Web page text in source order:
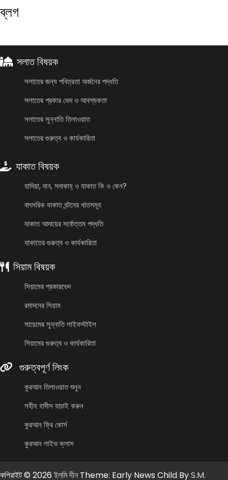
ব্লগ
সলাত বিষয়ক
সলাতের জন্য পবিত্রতা অর্জনের পদ্ধতি
সলাতের প্রকার ভেদ ও আবশ্যকতা
সলাতের সুন্নাতি তিলাওয়াত
সলাতের গুরুত্ব ও কার্যকারিতা
যাকাত বিষয়ক
হাদিয়া, দান, সদাকাহ্ ও যাকাত কি ও কেন?
বাৎসরিক যাকাত বন্টনের খাতসমূহ
যাকাত আদায়ের সর্বোত্তম পদ্ধতি
যাকাতের গুরুত্ব ও কার্যকারিতা
সিয়াম বিষয়ক
সিয়ামের প্রকারভেদ
রমাদনের সিয়াম
সায়েমের সুন্নাতি লাইফস্টাইল
সিয়ামের গুরুত্ব ও কার্যকারিতা
গুরুত্বপূর্ণ লিংক
কুরআন তিলাওয়াত শুনুন
সহীহ হাদীস যাচাই করুন
কুরআন ফ্রি কোর্স
কুরআন লাইভ ক্লাস
কপিরাইট © 2026ইলমি দীন Theme: Early News Child ByS.M.